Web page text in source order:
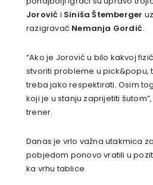
Jorović i Siniša Štemberger
razigravač Nemanja Gordić.
“Ako je Jorović u bilo kakvoj
stvoriti probleme u pick&popu,
treba jako respektirati. Osim
koji je u stanju zaprijetiti
trener.
Danas je vrlo važna utakmica
pobjedom ponovo vratili u
ka vrhu tablice.